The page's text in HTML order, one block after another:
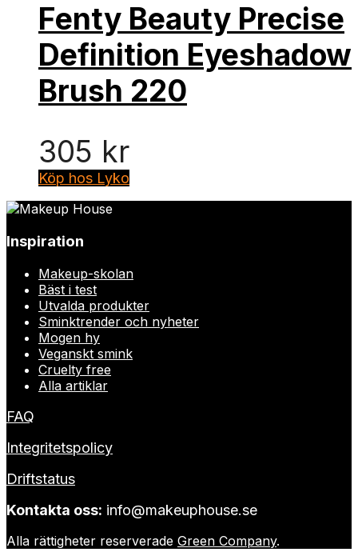
Fenty Beauty Precise
Definition Eyeshadow
Brush 220
305 kr
Köp hos Lyko
Inspiration
Makeup-skolan
Bäst i test
Utvalda produkter
Sminktrender och nyheter
Mogen hy
Veganskt smink
Cruelty free
Alla artiklar
FAQ
Integritetspolicy
Driftstatus
Kontakta oss: info@makeuphouse.se
Alla rättigheter reserverade Green Company.